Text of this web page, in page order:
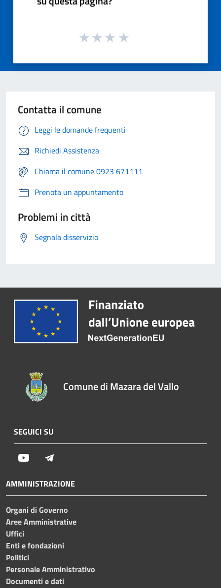
Contatta il comune
Leggi le domande frequenti
Richiedi Assistenza
Chiama il comune 0923 671111
Prenota un appuntamento
Problemi in città
Segnala disservizio
Comune di Mazara del Vallo
SEGUICI SU
Youtube
AMMINISTRAZIONE
Organi di Governo
Aree Amministrative
Uffici
Enti e fondazioni
Politici
Personale Amministrativo
Documenti e dati